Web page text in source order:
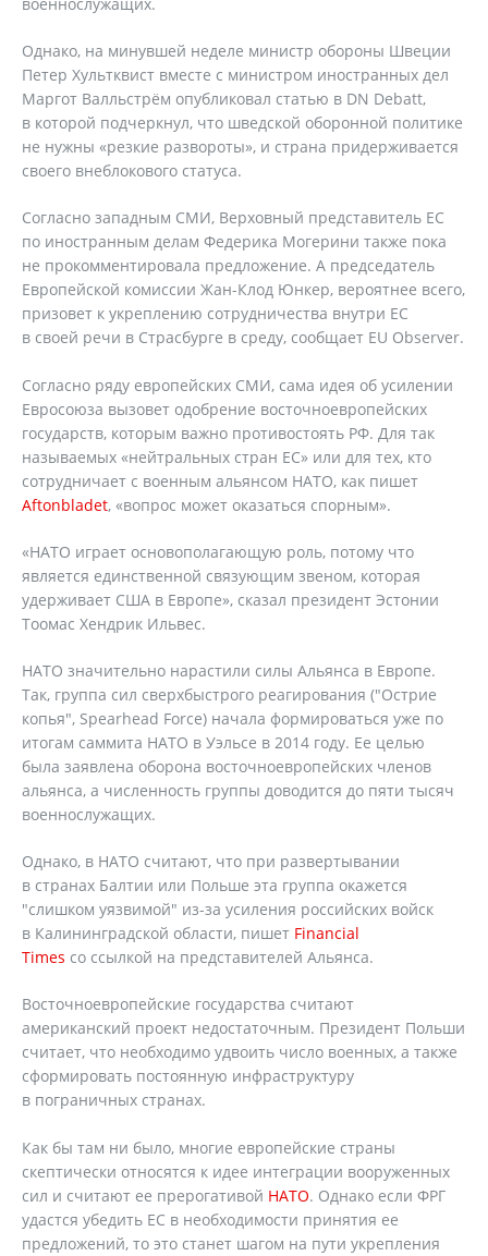
Однако, на минувшей неделе министр обороны Швеции
Петер Хультквист вместе с министром иностранных дел
Маргот Валльстрём опубликовал статью в DN Debatt,
в которой подчеркнул, что шведской оборонной политике
не нужны «резкие развороты», и страна придерживается
своего внеблокового статуса.
Согласно западным СМИ, Верховный представитель ЕС
по иностранным делам Федерика Могерини также пока
не прокомментировала предложение. А председатель
Европейской комиссии Жан-Клод Юнкер, вероятнее всего,
призовет к укреплению сотрудничества внутри ЕС
в своей речи в Страсбурге в среду, сообщает EU Observer.
Согласно ряду европейских СМИ, сама идея об усилении
Евросоюза вызовет одобрение восточноевропейских
государств, которым важно противостоять РФ. Для так
называемых «нейтральных стран ЕС» или для тех, кто
сотрудничает с военным альянсом НАТО, как пишет
Aftonbladet, «вопрос может оказаться спорным».
«НАТО играет основополагающую роль, потому что
является единственной связующим звеном, которая
удерживает США в Европе», сказал президент Эстонии
Тоомас Хендрик Ильвес.
НАТО значительно нарастили силы Альянса в Европе.
Так, группа сил сверхбыстрого реагирования ("Острие
копья", Spearhead Force) начала формироваться уже по
итогам саммита НАТО в Уэльсе в 2014 году. Ее целью
была заявлена оборона восточноевропейских членов
альянса, а численность группы доводится до пяти тысяч
военнослужащих.
Однако, в НАТО считают, что при развертывании
в странах Балтии или Польше эта группа окажется
"слишком уязвимой" из-за усиления российских войск
в Калининградской области, пишет Financial
Times со ссылкой на представителей Альянса.
Восточноевропейские государства считают
американский проект недостаточным. Президент Польши
считает, что необходимо удвоить число военных, а также
сформировать постоянную инфраструктуру
в пограничных странах.
Как бы там ни было, многие европейские страны
скептически относятся к идее интеграции вооруженных
сил и считают ее прерогативой НАТО. Однако если ФРГ
удастся убедить ЕС в необходимости принятия ее
предложений, то это станет шагом на пути укрепления